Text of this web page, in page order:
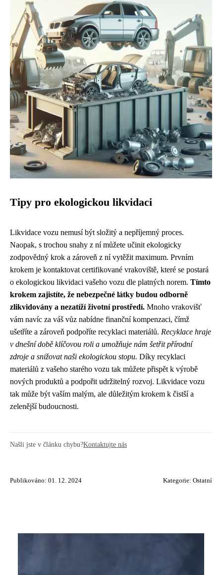
Tipy pro ekologickou likvidaci
Likvidace vozu nemusí být složitý a nepříjemný proces.
Naopak, s trochou snahy z ní můžete učinit ekologicky
zodpovědný krok a zároveň z ní vytěžit maximum. Prvním
krokem je kontaktovat certifikované vrakoviště, které se postará
o ekologickou likvidaci vašeho vozu dle platných norem. Tímto
krokem zajistíte, že nebezpečné látky budou odborně
zlikvidovány a nezatíží životní prostředí. Mnoho vrakovišť
vám navíc za váš vůz nabídne finanční kompenzaci, čímž
ušetříte a zároveň podpoříte recyklaci materiálů. Recyklace hraje
v dnešní době klíčovou roli a umožňuje nám šetřit přírodní
zdroje a snižovat naši ekologickou stopu. Díky recyklaci
materiálů z vašeho starého vozu tak můžete přispět k výrobě
nových produktů a podpořit udržitelný rozvoj. Likvidace vozu
tak může být vaším malým, ale důležitým krokem k čistší a
zelenější budoucnosti.
Našli jste v článku chybu?Kontaktujte nás
Publikováno: 01. 12. 2024 Kategorie: Ostatní